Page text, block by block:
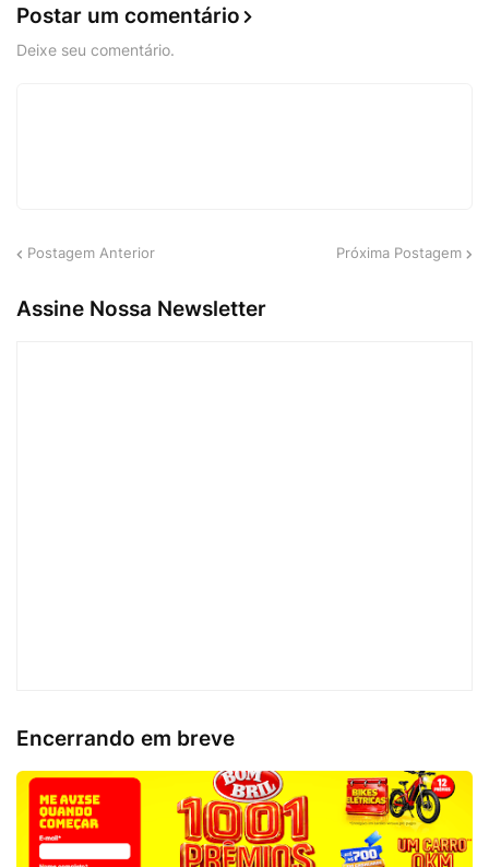
Postar um comentário
Deixe seu comentário.
Postagem Anterior Próxima Postagem
Assine Nossa Newsletter
Encerrando em breve